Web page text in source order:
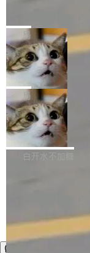
Harness 负责把能
具、读写文件、管理
环。崔添翼招人的标...
理解、推理、生成与
量大小，将能力推进
更复杂的视觉控制和
1，U1.5-Lite-
提升： 原生支持4K
理、细节与真实世界
生成与复杂版式组织
nap。这次是
硬件认证状态的命令
Alan Griffiths 在邮件
tl 是一个 Ubuntu 专
是 Ubuntu 专有的，
所以 deb 版本的受
untu 用户在用，那
的。 从 deb 到
hwlib 硬件 API 库的
局
Dario Amodei 担
只为金钱，不为使命
顶级 AI 研究员在两
隔了几天。 Lilian
离开 Thinking
创始人的角色「太累
ation 就曝出她将重
改进方向的研究。
一在人才争夺战中
连失两员大将：
局
FFmpeg 9.0 发布
FFmpeg 9.0 现已
新日志列出的 9.0 版
er HE-AAC 960 解
filter 添加 AMF
_amf) filter SMPTE
白开水不加糖